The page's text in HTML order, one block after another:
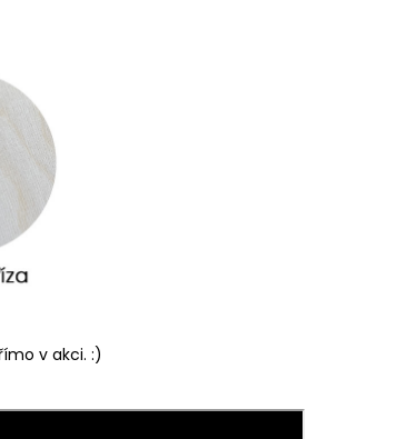
v akci. :)